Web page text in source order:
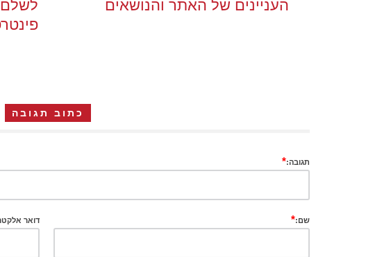
העניינים של האתר והנושאים
כתוב תגובה
תגובה:*
שם:* דואר